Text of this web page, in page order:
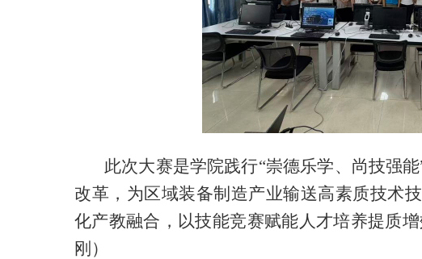
此次大赛是学院践行“崇德乐学、尚技强
改革，为区域装备制造产业输送高素质技术
化产教融合，以技能竞赛赋能人才培养提质
刚）